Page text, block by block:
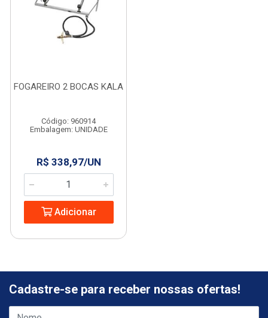
FOGAREIRO 2 BOCAS KALA
Código: 960914
Embalagem: UNIDADE
R$ 338,97/UN
Adicionar
Cadastre-se para receber nossas ofertas!